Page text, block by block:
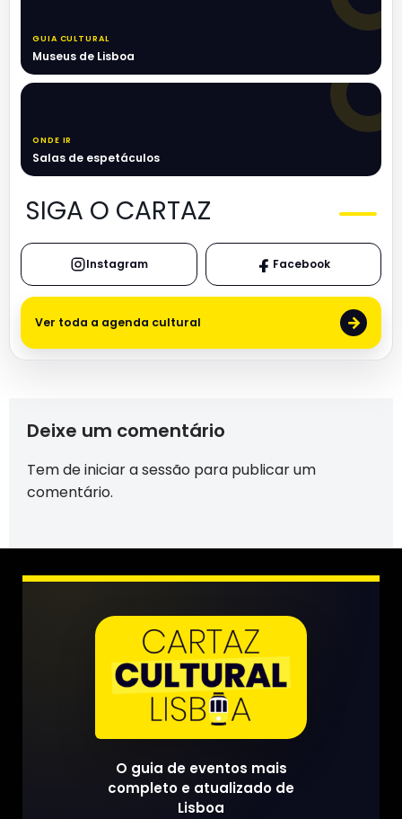
GUIA CULTURAL
Museus de Lisboa
ONDE IR
Salas de espetáculos
SIGA O CARTAZ
Instagram Facebook
Ver toda a agenda cultural →
Deixe um comentário
Tem deiniciar a sessão para publicar um
comentário.
O guia de eventos mais
completo e atualizado de
Lisboa